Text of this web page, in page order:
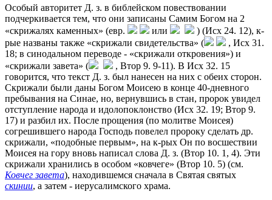
Особый авторитет Д. з. в библейском повествовании
подчеркивается тем, что они записаны Самим Богом на 2
«скрижалях каменных» (евр.
или
) (Исх 24. 12), к-
рые названы также «скрижали свидетельства» (
, Исх 31.
18; в синодальном переводе - «скрижали откровения») и
«скрижали завета» (
, Втор 9. 9-11). В Исх 32. 15
говорится, что текст Д. з. был нанесен на них с обеих сторон.
Скрижали были даны Богом Моисею в конце 40-дневного
пребывания на Синае, но, вернувшись в стан, пророк увидел
отступление народа и идолопоклонство (Исх 32. 19; Втор 9.
17) и разбил их. После прощения (по молитве Моисея)
согрешившего народа Господь повелел пророку сделать др.
скрижали, «подобные первым», на к-рых Он по восшествии
Моисея на гору вновь написал слова Д. з. (Втор 10. 1, 4). Эти
скрижали хранились в особом «ковчеге» (Втор 10. 5) (см.
Ковчег завета), находившемся сначала в Святая святых
скинии, а затем - иерусалимского храма.